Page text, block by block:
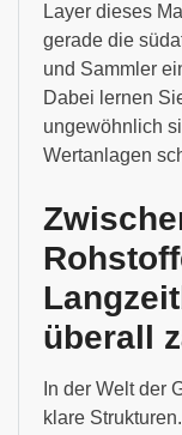
Layer dieses
gerade die
und Sammler
Dabei lernen
ungewöhnlich
Wertanlagen
überall
In der Welt der
klare